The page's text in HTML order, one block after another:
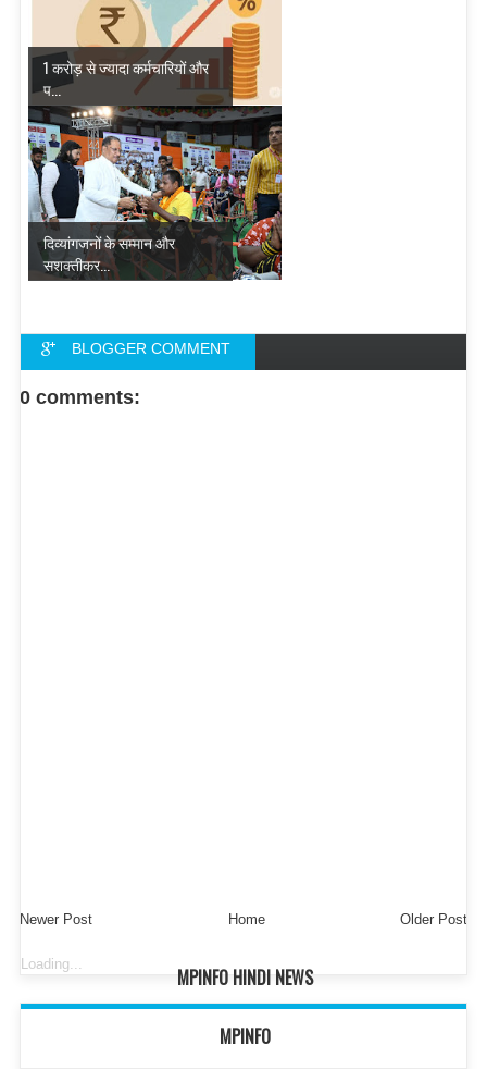
1 करोड़ से ज्यादा कर्मचारियों और
प...
दिव्यांगजनों के सम्मान और
सशक्तीकर...
BLOGGER COMMENT
FACEBOOK COMMENT
0 comments:
Newer Post Older Post
Home
MPINFO HINDI NEWS
Loading...
MPINFO